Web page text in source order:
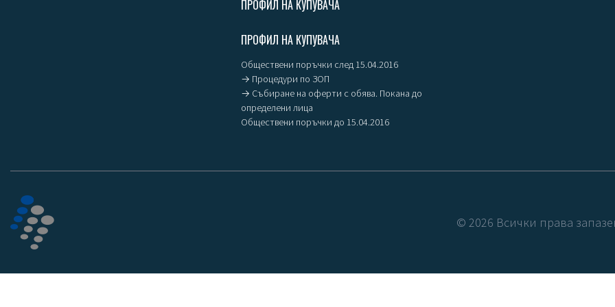
ПРОФИЛ НА КУПУВАЧА
ПРОФИЛ НА КУПУВАЧА
Обществени поръчки след 15.04.2016
→ Процедури по ЗОП
→ Събиране на оферти с обява. Покана до
определени лица
Обществени поръчки до 15.04.2016
© 2026 Всички права